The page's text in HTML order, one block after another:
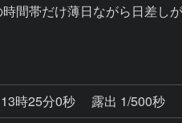
間帯だけ薄日ながら日差し
時25分0秒
露出 1/500秒